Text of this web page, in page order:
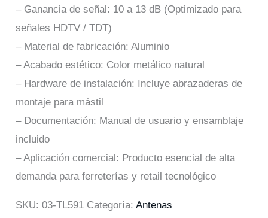
– Ganancia de señal: 10 a 13 dB (Optimizado para
señales HDTV / TDT)
– Material de fabricación: Aluminio
– Acabado estético: Color metálico natural
– Hardware de instalación: Incluye abrazaderas de
montaje para mástil
– Documentación: Manual de usuario y ensamblaje
incluido
– Aplicación comercial: Producto esencial de alta
demanda para ferreterías y retail tecnológico
SKU:03-TL591 Categoría:Antenas